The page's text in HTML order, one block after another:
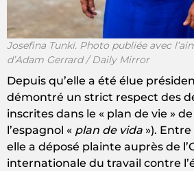
Josefina Tunki. Photo publiée avec
d’Adam Gerrard / Daily Mirror
Depuis qu’elle a été élue
démontré un strict respect des
inscrites dans le « plan de vie »
l’espagnol « plan de vida »).
elle a déposé plainte auprès de
internationale du travail contre